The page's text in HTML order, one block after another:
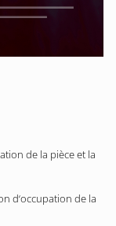
de la pièce et la
d‘occupation de la